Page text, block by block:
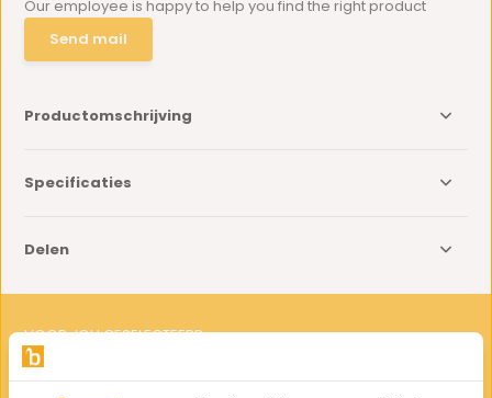
Our employee is happy to help you find the right product
Send mail
Productomschrijving
Specificaties
Delen
VOOR JOU GESELECTEERD
Gerelateerde producten